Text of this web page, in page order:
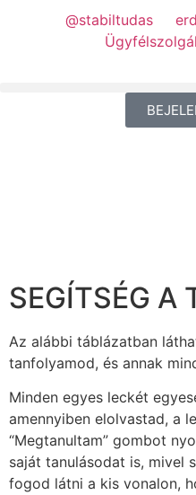
@stabiltudas
SEGÍTSÉG A
Az alábbi táblázatban
tanfolyamod, és annak
Minden egyes leckét
amennyiben elolvastad, a
“Megtanultam” gombot
saját tanulásodat is, mivel
fogod látni a kis vonalon,